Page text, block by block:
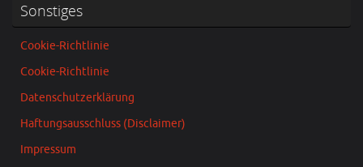
Sonstiges
Cookie-Richtlinie
Cookie-Richtlinie
Datenschutzerklärung
Haftungsausschluss (Disclaimer)
Impressum